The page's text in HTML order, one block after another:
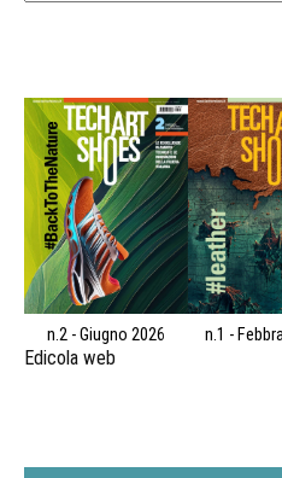
n.2 - Giugno 2026 n.1 -
Edicola web